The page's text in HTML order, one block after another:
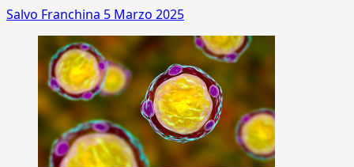
Salvo Franchina 5 Marzo 2025